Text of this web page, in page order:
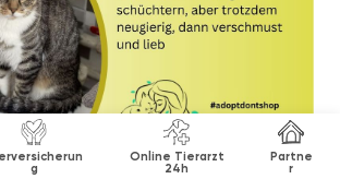
g
Online Tierarzt
24h
Partne
r